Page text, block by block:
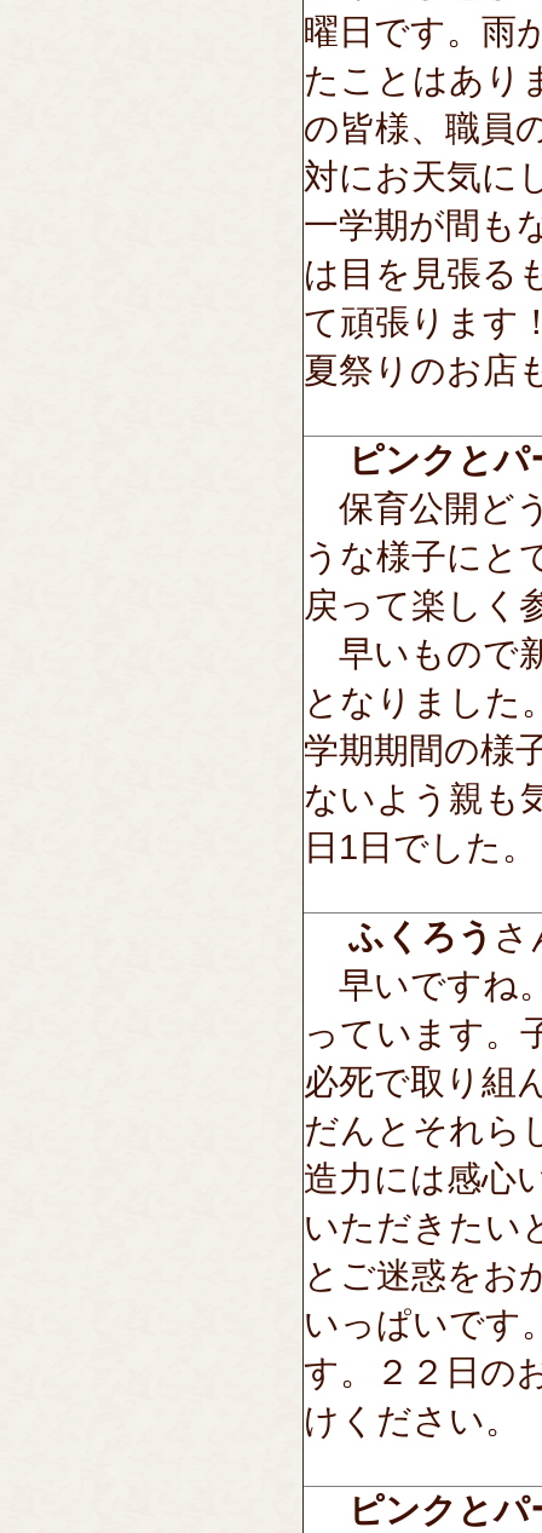
曜日です。雨
たことはあり
の皆様、職員
対にお天気に
一学期が間も
は目を見張る
て頑張ります
夏祭りのお店
ピンクとパ
保育公開ど
うな様子にと
戻って楽しく
早いもので
となりました
学期期間の様
ないよう親も
日1日でした。
ふくろう さ
早いですね
っています。
必死で取り組
だんとそれら
造力には感心
いただきたい
とご迷惑をお
いっぱいです
す。２２日の
けください。
ピンクとパ